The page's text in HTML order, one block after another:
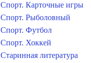
Спорт. Карточные игры
Спорт. Рыболовный
Спорт. Футбол
Спорт. Хоккей
Старинная литература